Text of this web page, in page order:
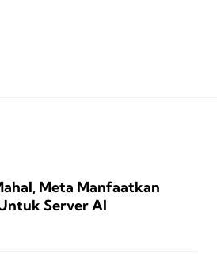
Meta Manfaatkan
Server AI